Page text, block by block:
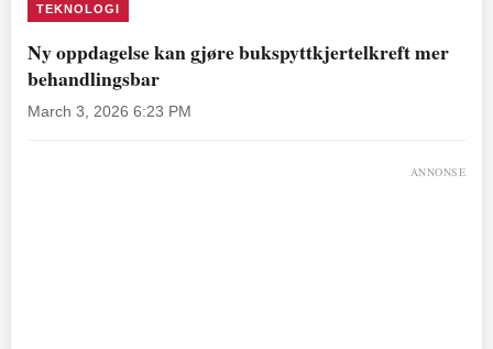
TEKNOLOGI
Ny oppdagelse kan gjøre bukspyttkjertelkreft mer
behandlingsbar
March 3, 2026 6:23 PM
ANNONSE